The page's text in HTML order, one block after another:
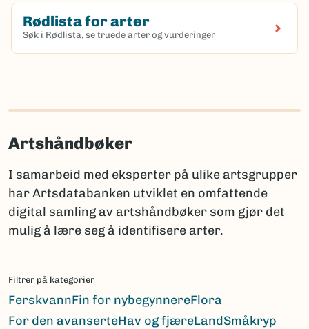
Rødlista for arter
Søk i Rødlista, se truede arter og vurderinger
Artshåndbøker
I samarbeid med eksperter på ulike artsgrupper
har Artsdatabanken utviklet en omfattende
digital samling av artshåndbøker som gjør det
mulig å lære seg å identifisere arter.
Filtrer på kategorier
FerskvannFin for nybegynnereFlora
For den avanserteHav og fjæreLandSmåkryp